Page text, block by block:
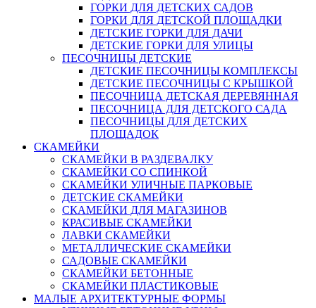
ГОРКИ ДЛЯ ДЕТСКИХ САДОВ
ГОРКИ ДЛЯ ДЕТСКОЙ ПЛОЩАДКИ
ДЕТСКИЕ ГОРКИ ДЛЯ ДАЧИ
ДЕТСКИЕ ГОРКИ ДЛЯ УЛИЦЫ
ПЕСОЧНИЦЫ ДЕТСКИЕ
ДЕТСКИЕ ПЕСОЧНИЦЫ КОМПЛЕКСЫ
ДЕТСКИЕ ПЕСОЧНИЦЫ С КРЫШКОЙ
ПЕСОЧНИЦА ДЕТСКАЯ ДЕРЕВЯННАЯ
ПЕСОЧНИЦА ДЛЯ ДЕТСКОГО САДА
ПЕСОЧНИЦЫ ДЛЯ ДЕТСКИХ
ПЛОЩАДОК
СКАМЕЙКИ
СКАМЕЙКИ В РАЗДЕВАЛКУ
СКАМЕЙКИ СО СПИНКОЙ
СКАМЕЙКИ УЛИЧНЫЕ ПАРКОВЫЕ
ДЕТСКИЕ СКАМЕЙКИ
СКАМЕЙКИ ДЛЯ МАГАЗИНОВ
КРАСИВЫЕ СКАМЕЙКИ
ЛАВКИ СКАМЕЙКИ
МЕТАЛЛИЧЕСКИЕ СКАМЕЙКИ
САДОВЫЕ СКАМЕЙКИ
СКАМЕЙКИ БЕТОННЫЕ
СКАМЕЙКИ ПЛАСТИКОВЫЕ
МАЛЫЕ АРХИТЕКТУРНЫЕ ФОРМЫ